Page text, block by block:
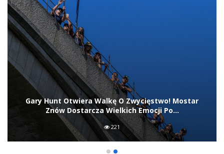
Walkę O Zwycięstwo! Mostar
Wielkich Emocji Po…
Rhiannan